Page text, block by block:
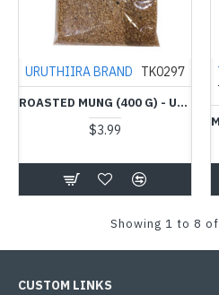
URUTHIIRA BRAND TK0297
ROASTED MUNG (400 G) - URUTHIRA BRAND - வறுத்த பயறு
$3.99
Showing 1 to 8
CUSTOM LINKS